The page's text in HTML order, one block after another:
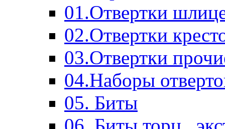
01.Отвертки
02.Отвертки
03.Отвертки
04.Наборы
05. Биты